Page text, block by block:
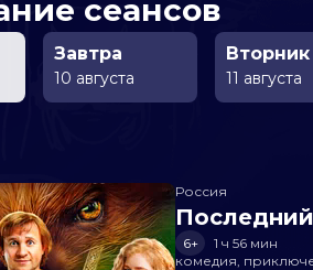
сеансов
Завтра
10 августа
Вторник
11 августа
Россия
6+
1 ч 56 мин
комедия,